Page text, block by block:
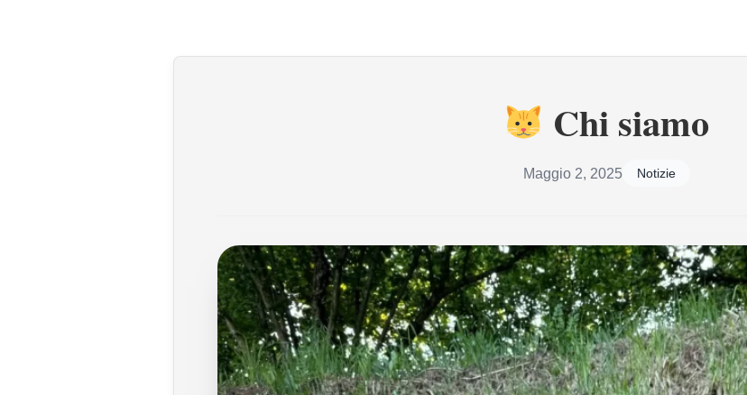
Chi siamo
Maggio 2, 2025 Notizie